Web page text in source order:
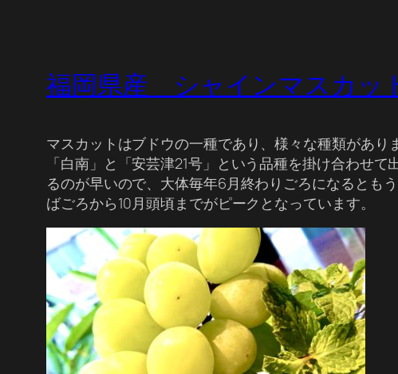
福岡県産 シャインマスカッ
マスカットはブドウの一種であり、様々な種類があり
「白南」と「安芸津21号」という品種を掛け合わせ
るのが早いので、大体毎年6月終わりごろになるとも
ばごろから10月頭頃までがピークとなっています。